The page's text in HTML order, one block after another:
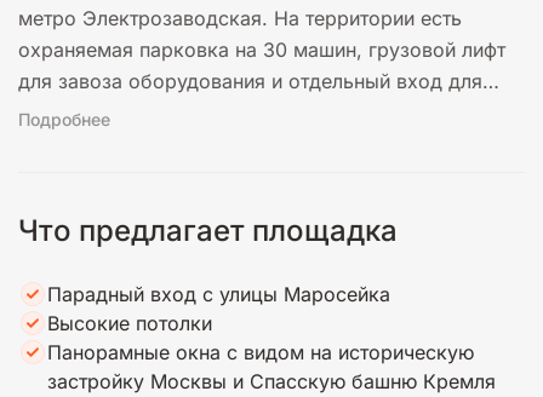
метро Электрозаводская. На территории есть
охраняемая парковка на 30 машин, грузовой лифт
для завоза оборудования и отдельный вход для
гостей.
Подробнее
Что предлагает площадка
Парадный вход с улицы Маросейка
Высокие потолки
Панорамные окна с видом на историческую
застройку Москвы и Спасскую башню Кремля